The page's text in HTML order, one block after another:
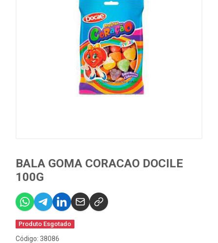
BALA GOMA CORACAO DOCILE
100G
Produto Esgotado
Código: 38086